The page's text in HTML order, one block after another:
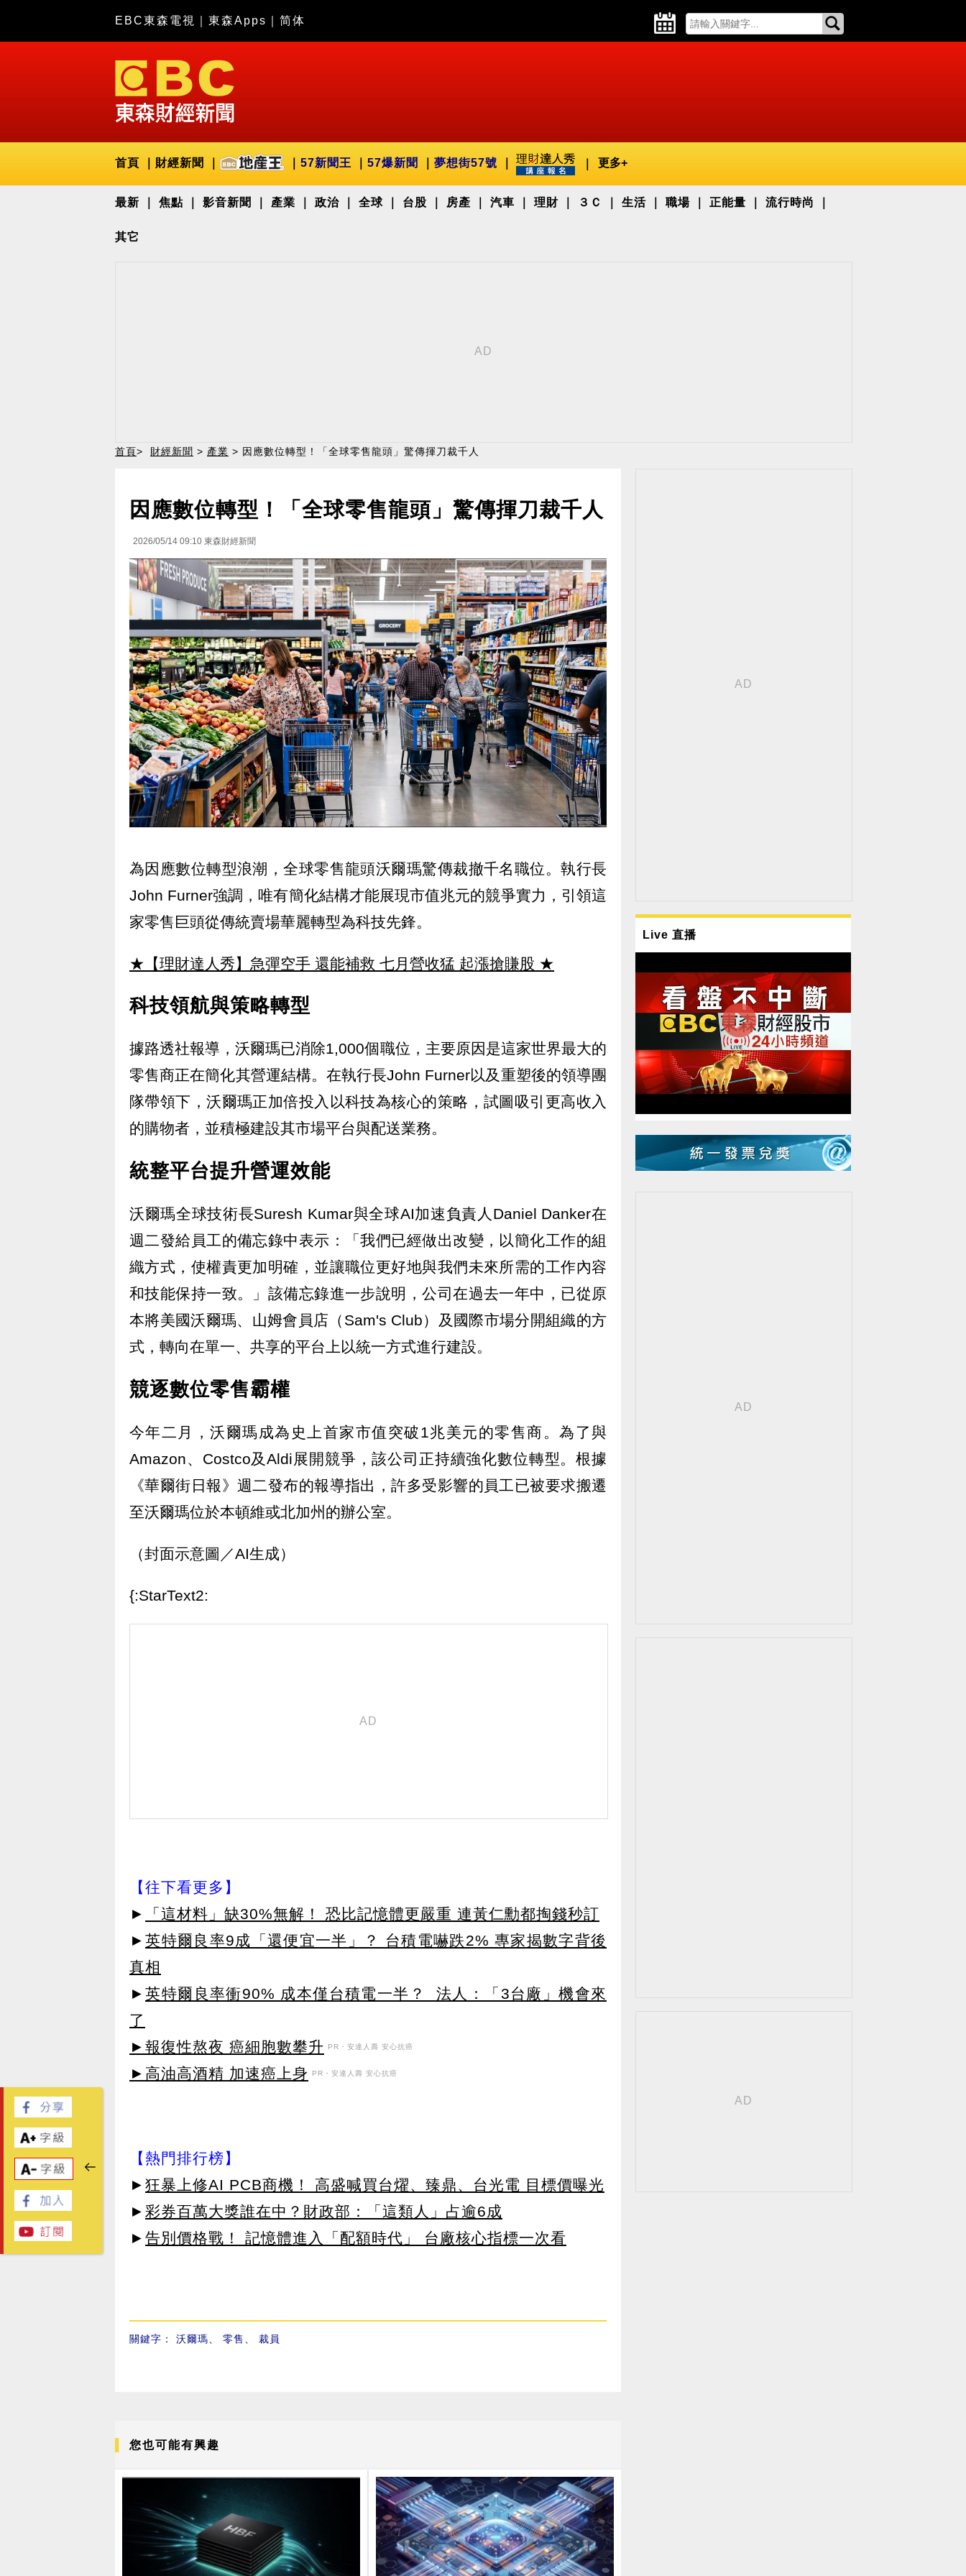
EBC東森電視 東森Apps 简体
首頁 財經新聞 57新聞王 57爆新聞 夢想街57號 更多+
最新 焦點 影音新聞 產業 政治 全球 台股 房產 汽車 理財 ３Ｃ 生活 職場 正能量 流行時尚
其它
首頁> 財經新聞 > 產業 > 因應數位轉型！「全球零售龍頭」驚傳揮刀裁千人
因應數位轉型！「全球零售龍頭」驚傳揮刀裁千人
2026/05/14 09:10 東森財經新聞
為因應數位轉型浪潮，全球零售龍頭沃爾瑪驚傳裁撤千名職位。執行長
John Furner強調，唯有簡化結構才能展現市值兆元的競爭實力，引領這
家零售巨頭從傳統賣場華麗轉型為科技先鋒。
★【理財達人秀】急彈空手 還能補救 七月營收猛 起漲搶賺股 ★
科技領航與策略轉型
據路透社報導，沃爾瑪已消除1,000個職位，主要原因是這家世界最大的
零售商正在簡化其營運結構。在執行長John Furner以及重塑後的領導團
隊帶領下，沃爾瑪正加倍投入以科技為核心的策略，試圖吸引更高收入
的購物者，並積極建設其市場平台與配送業務。
統整平台提升營運效能
沃爾瑪全球技術長Suresh Kumar與全球AI加速負責人Daniel Danker在
週二發給員工的備忘錄中表示：「我們已經做出改變，以簡化工作的組
織方式，使權責更加明確，並讓職位更好地與我們未來所需的工作內容
和技能保持一致。」該備忘錄進一步說明，公司在過去一年中，已從原
本將美國沃爾瑪、山姆會員店（Sam's Club）及國際市場分開組織的方
式，轉向在單一、共享的平台上以統一方式進行建設。
競逐數位零售霸權
今年二月，沃爾瑪成為史上首家市值突破1兆美元的零售商。為了與
Amazon、Costco及Aldi展開競爭，該公司正持續強化數位轉型。根據
《華爾街日報》週二發布的報導指出，許多受影響的員工已被要求搬遷
至沃爾瑪位於本頓維或北加州的辦公室。
（封面示意圖／AI生成）
{:StarText2:
【往下看更多】
►
「這材料」缺30%無解！ 恐比記憶體更嚴重 連黃仁勳都掏錢秒訂
► 英特爾良率9成「還便宜一半」？ 台積電嚇跌2% 專家揭數字背後
真相
► 英特爾良率衝90% 成本僅台積電一半？ 法人：「3台廠」機會來
了
►報復性熬夜 癌細胞數攀升
PR・安達人壽 安心抗癌
►高油高酒精 加速癌上身 PR・安達人壽 安心抗癌
【熱門排行榜】
► 狂暴上修AI PCB商機！ 高盛喊買台燿、臻鼎、台光電 目標價曝光
► 彩券百萬大獎誰在中？財政部：「這類人」占逾6成
► 告別價格戰！ 記憶體進入「配額時代」 台廠核心指標一次看
關鍵字： 沃爾瑪 零售 裁員
您也可能有興趣
Live 直播